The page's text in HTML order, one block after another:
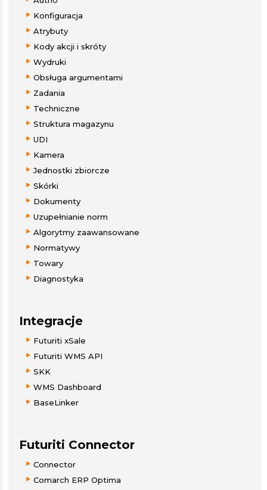
Konfiguracja
Atrybuty
Kody akcji i skróty
Wydruki
Obsługa argumentami
Zadania
Techniczne
Struktura magazynu
UDI
Kamera
Jednostki zbiorcze
Skórki
Dokumenty
Uzupełnianie norm
Algorytmy zaawansowane
Normatywy
Towary
Diagnostyka
Integracje
Futuriti xSale
Futuriti WMS API
SKK
WMS Dashboard
BaseLinker
Futuriti Connector
Connector
Comarch ERP Optima